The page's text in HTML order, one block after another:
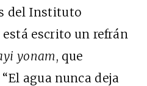
del Instituto
está escrito un refrán
yonam, que
agua nunca deja